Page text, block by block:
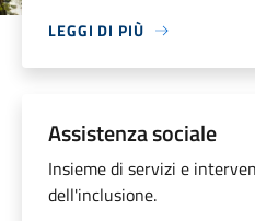
LEGGI DI PIÙ
Assistenza sociale
Insieme di servizi e
dell'inclusione.